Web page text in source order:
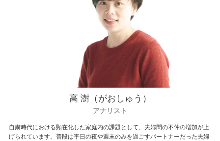
高 澍（がおしゅう）
アナリスト
自粛時代における顕在化した家庭内の課題として、夫婦間の不仲の増加が上
げられています。普段は平日の夜や週末のみを過ごすパートナーだった夫婦